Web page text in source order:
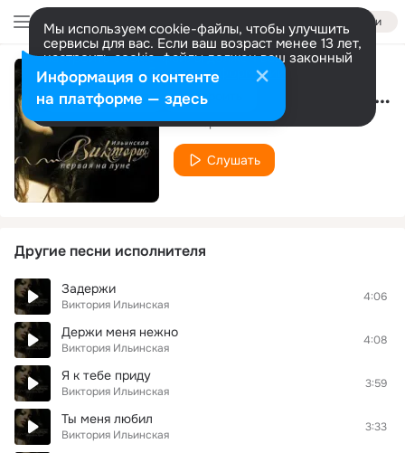
Войти
Мы используем cookie-файлы, чтобы улучшить
сервисы для вас. Если ваш возраст менее 13 лет,
настроить cookie-файлы должен ваш законный
представитель. Больше информации
Разрешить все Настроить На осколках звездопада
Виктория Ильинская
Слушать
Другие песни исполнителя
Задержи
Виктория Ильинская
4:06
Держи меня нежно
Виктория Ильинская
4:08
Я к тебе приду
Виктория Ильинская
3:59
Ты меня любил
Виктория Ильинская
3:33
Информация о контенте
на платформе — здесь